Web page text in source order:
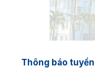
Thông báo